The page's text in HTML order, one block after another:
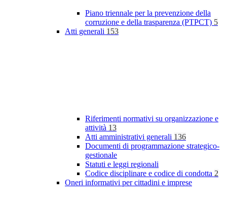
Piano triennale per la prevenzione della
corruzione e della trasparenza (PTPCT) 5
Atti generali 153
Riferimenti normativi su organizzazione e
attività 13
Atti amministrativi generali 136
Documenti di programmazione strategico-
gestionale
Statuti e leggi regionali
Codice disciplinare e codice di condotta 2
Oneri informativi per cittadini e imprese